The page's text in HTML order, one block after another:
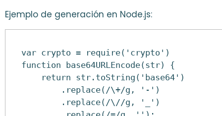
Ejemplo de generación en Node.js:
var crypto = require('crypto')
function base64URLEncode(str) {
    return str.toString('base64')
        .replace(/\+/g, '-')
        .replace(/\//g, '_')